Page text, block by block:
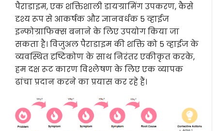
पैराडाइम, एक शक्तिशाली डायग्रामिंग उपकरण, कैसे
दृश्य रूप से आकर्षक और ज्ञानवर्धक 5 व्हाईज
इन्फोग्राफिक्स बनाने के लिए उपयोग किया जा
सकता है। विजुअल पैराडाइम की शक्ति को 5 व्हाईज के
व्यवस्थित दृष्टिकोण के साथ निरंतर एकीकृत करके,
हम दक्ष रूट कारण विश्लेषण के लिए एक व्यापक
ढांचा प्रदान करने का प्रयास कर रहे हैं।